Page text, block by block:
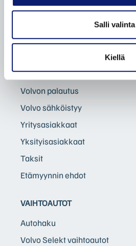
Salli valinta
Kiellä
Bilia Yksityisleasing
Volvo Huoltosopimus
Auton toimitus
Volvon palautus
Volvo sähköistyy
Yritysasiakkaat
Yksityisasiakkaat
Taksit
Etämyynnin ehdot
VAIHTOAUTOT
Autohaku
Volvo Selekt vaihtoautot